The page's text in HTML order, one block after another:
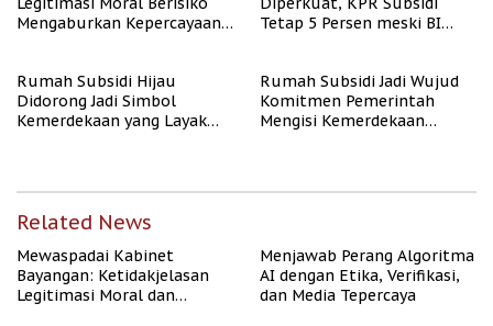
Mengaburkan Kepercayaan
Tetap 5 Persen meski BI
Rumah Subsidi Hijau
Didorong Jadi Simbol
Kemerdekaan yang Layak
Rumah Subsidi Jadi Wujud
Komitmen Pemerintah
Mengisi Kemerdekaan
Related News
Mewaspadai Kabinet
Bayangan: Ketidakjelasan
Legitimasi Moral dan
Menjawab Perang Algoritma
AI dengan Etika, Verifikasi,
dan Media Tepercaya